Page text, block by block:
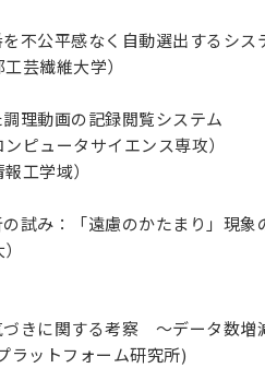
不公平感なく自動選出するシス
繊維大学）
理動画の記録閲覧システム
ピュータサイエンス専攻）
工学域）
試み：「遠慮のかたまり」現象
きに関する考察 ～データ数増
ラットフォーム研究所)